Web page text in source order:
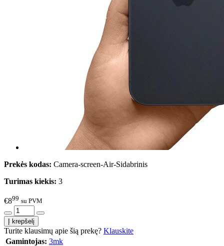
Prekės kodas: Camera-screen-Air-Sidabrinis
Turimas kiekis: 3
€899 su PVM
Turite klausimų apie šią prekę? Klauskite
Gamintojas: 3mk